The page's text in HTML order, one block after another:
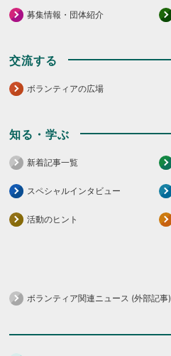
募集情報・団体紹介
交流する
ボランティアの広場
知る・学ぶ
新着記事一覧
スペシャルインタビュー
活動のヒント
ボランティア関連ニュース (外部記事)